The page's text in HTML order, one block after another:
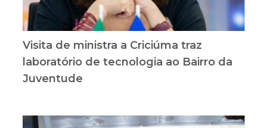
Visita de ministra a Criciúma traz
laboratório de tecnologia ao Bairro da
Juventude